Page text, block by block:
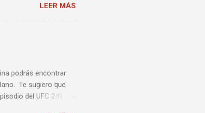
enseñamos algunos
de videos podrás
LEER MÁS
podrás encontrar
Te sugiero que
del UFC 249